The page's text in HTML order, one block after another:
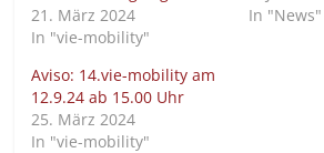
21. März 2024
In "vie-mobility"
In "News"
Aviso: 14.vie-mobility am
12.9.24 ab 15.00 Uhr
25. März 2024
In "vie-mobility"